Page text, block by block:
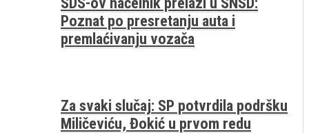
Poznat po presretanju auta i
premlaćivanju vozača
Za svaki slučaj: SP potvrdila podršku
Miličeviću, Đokić u prvom redu